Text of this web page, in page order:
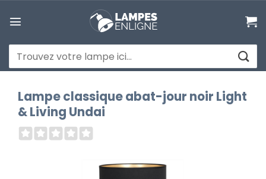
au
Recherche
pour :
Lampe classique abat-jour noir Light
& Living Undai